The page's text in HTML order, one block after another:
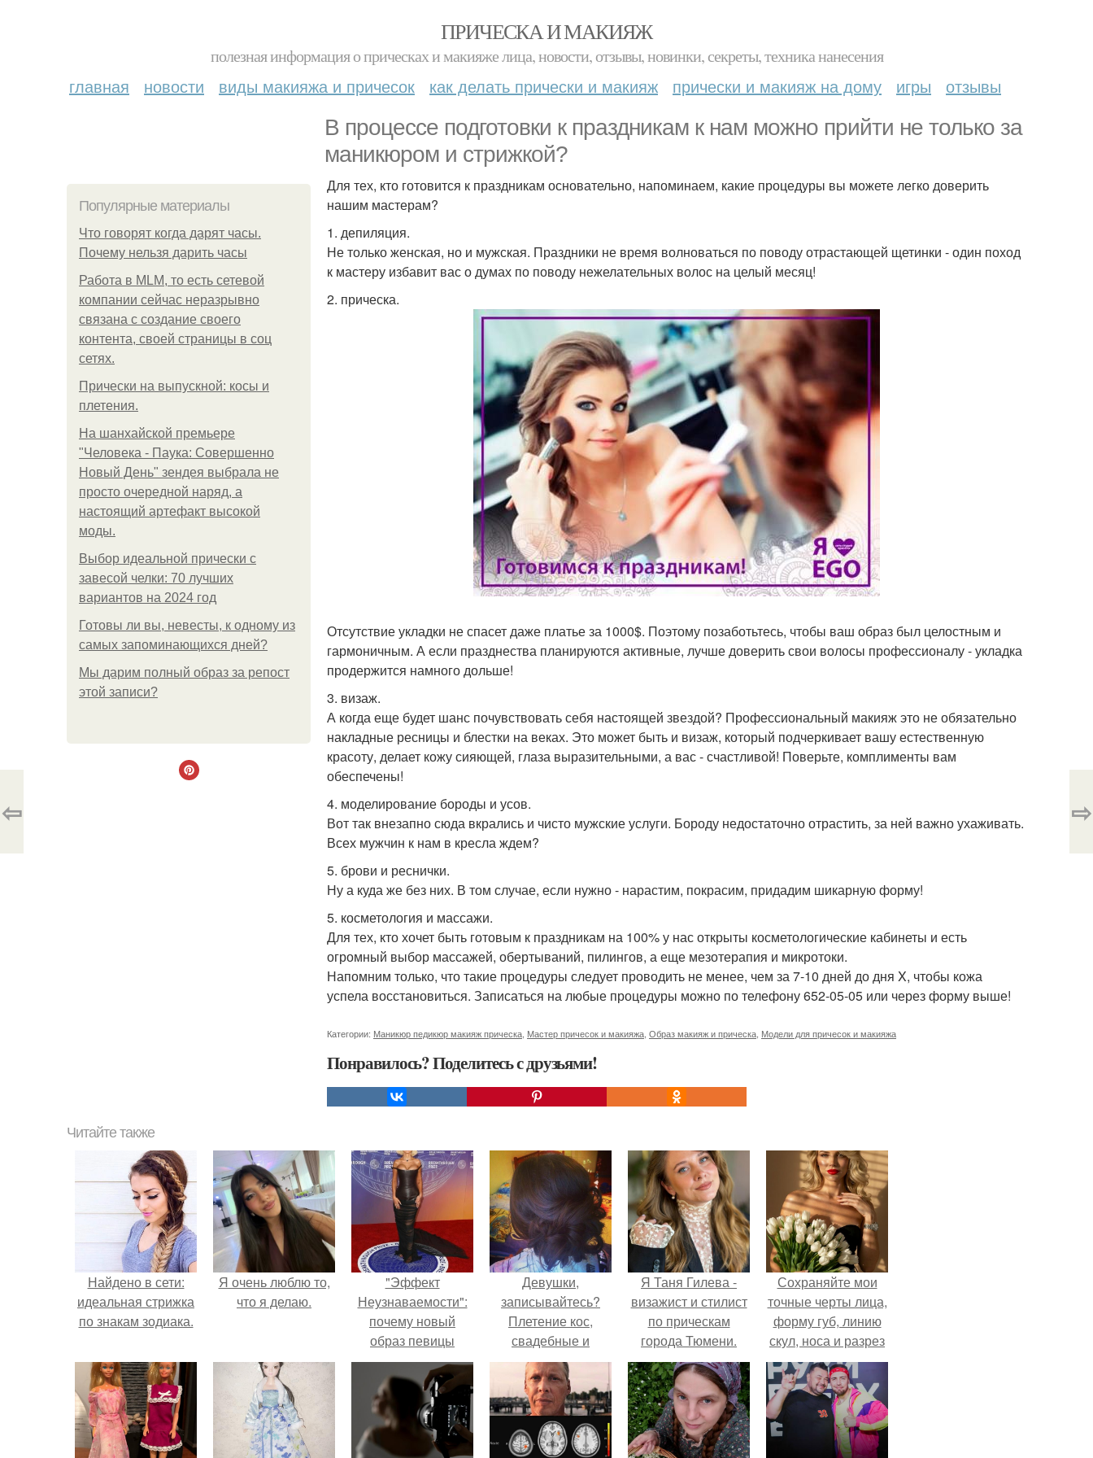
ПРИЧЕСКА И МАКИЯЖ
полезная информация о прическах и макияже лица, новости, отзывы, новинки, секреты, техника нанесения
главная новости виды макияжа и причесок как делать прически и макияж прически и макияж на дому игры отзывы
В процессе подготовки к праздникам к нам можно прийти не только за
маникюром и стрижкой?
Популярные материалы
Что говорят когда дарят часы.
Почему нельзя дарить часы
Работа в MLM, то есть сетевой
компании сейчас неразрывно
связана с создание своего
контента, своей страницы в соц
сетях.
Прически на выпускной: косы и
плетения.
На шанхайской премьере
"Человека - Паука: Совершенно
Новый День" зендея выбрала не
просто очередной наряд, а
настоящий артефакт высокой
моды.
Выбор идеальной прически с
завесой челки: 70 лучших
вариантов на 2024 год
Готовы ли вы, невесты, к одному из
самых запоминающихся дней?
Мы дарим полный образ за репост
этой записи?
Для тех, кто готовится к праздникам основательно, напоминаем, какие процедуры вы можете легко доверить
нашим мастерам?
1. депиляция.
Не только женская, но и мужская. Праздники не время волноваться по поводу отрастающей щетинки - один поход
к мастеру избавит вас о думах по поводу нежелательных волос на целый месяц!
2. прическа.
Отсутствие укладки не спасет даже платье за 1000$. Поэтому позаботьтесь, чтобы ваш образ был целостным и
гармоничным. А если празднества планируются активные, лучше доверить свои волосы профессионалу - укладка
продержится намного дольше!
3. визаж.
А когда еще будет шанс почувствовать себя настоящей звездой? Профессиональный макияж это не обязательно
накладные ресницы и блестки на веках. Это может быть и визаж, который подчеркивает вашу естественную
красоту, делает кожу сияющей, глаза выразительными, а вас - счастливой! Поверьте, комплименты вам
обеспечены!
4. моделирование бороды и усов.
Вот так внезапно сюда вкрались и чисто мужские услуги. Бороду недостаточно отрастить, за ней важно ухаживать.
Всех мужчин к нам в кресла ждем?
5. брови и реснички.
Ну а куда же без них. В том случае, если нужно - нарастим, покрасим, придадим шикарную форму!
5. косметология и массажи.
Для тех, кто хочет быть готовым к праздникам на 100% у нас открыты косметологические кабинеты и есть
огромный выбор массажей, обертываний, пилингов, а еще мезотерапия и микротоки.
Напомним только, что такие процедуры следует проводить не менее, чем за 7-10 дней до дня X, чтобы кожа
успела восстановиться. Записаться на любые процедуры можно по телефону 652-05-05 или через форму выше!
Категории: Маникюр педикюр макияж прическа Мастер причесок и макияжа Образ макияж и прическа Модели для причесок и макияжа
Понравилось? Поделитесь с друзьями!
⇦ ⇨
Читайте также
Найдено в сети:
идеальная стрижка
по знакам зодиака.
Я очень люблю то,
что я делаю.
"Эффект
Неузнаваемости":
почему новый
образ певицы
вызвал споры о
гранях
возможного?
Девушки,
записывайтесь?
Плетение кос,
свадебные и
вечерние прически.
Я Таня Гилева -
визажист и стилист
по прическам
города Тюмени.
Сохраняйте мои
точные черты лица,
форму губ, линию
скул, носа и разрез
глаз.